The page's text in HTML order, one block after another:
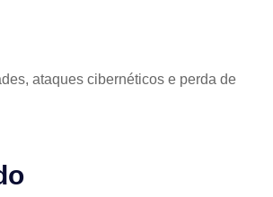
ataques cibernéticos e perda de